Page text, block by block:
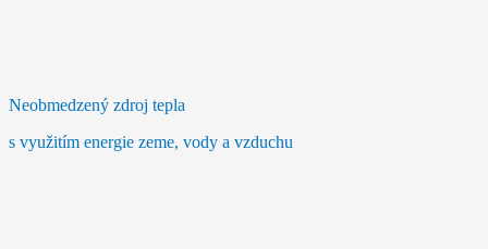
Neobmedzený zdroj tepla
s využitím energie zeme, vody a vzduchu